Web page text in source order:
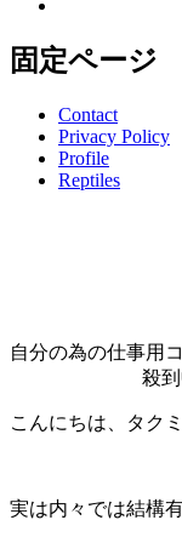
固定ページ
Contact
Privacy Policy
Profile
Reptiles
自分の為の仕事用
殺
こんにちは、タクミ
実は内々では結構